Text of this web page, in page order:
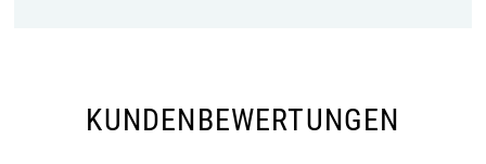
KUNDENBEWERTUNGEN